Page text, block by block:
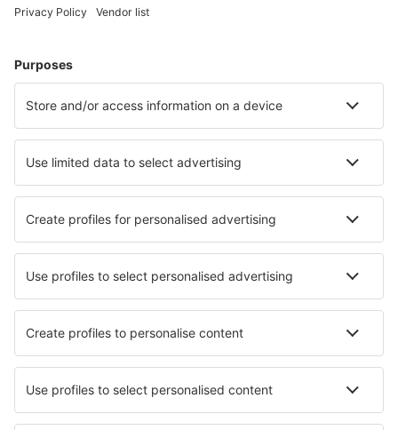
Hotels in Davenport Hotels in Lake Ozark
Hotels in Lely Resort Hotels in Orlando
Die besten Hotels - Städte
Hotels in Ayer Itam Hotels in Baruth
Hotels in Pointe du Bout Hotels in Utvikfjellet
Hotels in Balmazújváros